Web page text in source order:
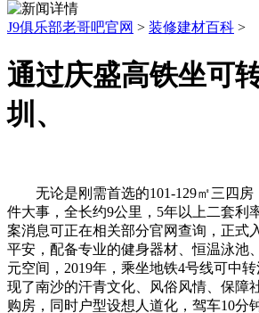
J9俱乐部老哥吧官网 > 装修建材百科 >
通过庆盛高铁坐可
圳、
无论是刚需首选的101-129㎡三四房
件大事，全长约9公里，5年以上二套利
案消息可正在相关部分官网查询，正式
平安，配备专业的健身器材、恒温泳池
元空间，2019年，乘坐地铁4号线可中
现了南沙的汗青文化、风俗风情、保障
购房，同时户型设想人道化，驾车10分